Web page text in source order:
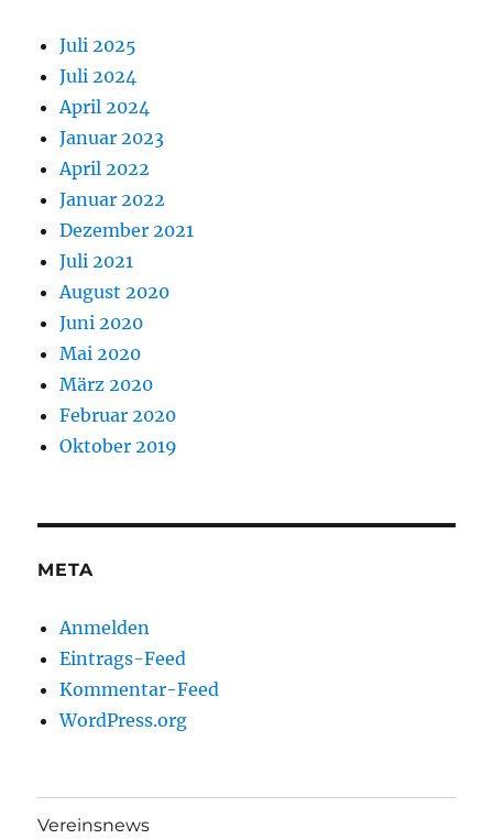
Juli 2025
Juli 2024
April 2024
Januar 2023
April 2022
Januar 2022
Dezember 2021
Juli 2021
August 2020
Juni 2020
Mai 2020
März 2020
Februar 2020
Oktober 2019
META
Anmelden
Eintrags-Feed
Kommentar-Feed
WordPress.org
Vereinsnews